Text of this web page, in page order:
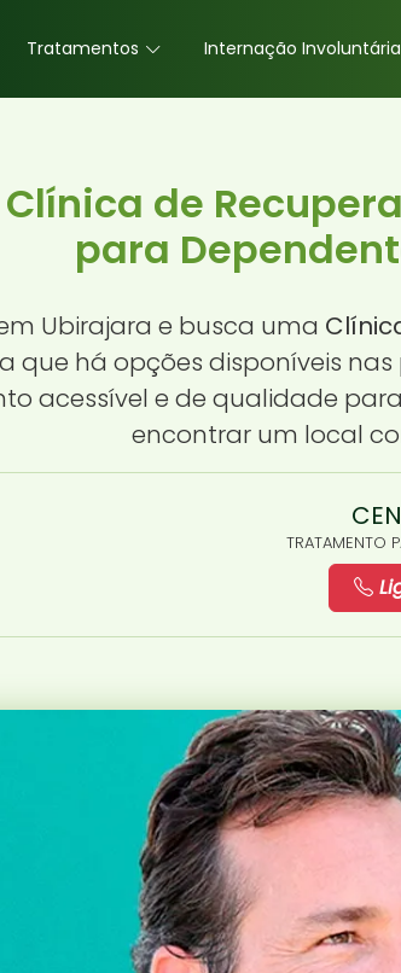
Tratamentos Internação Involuntária
Clínica de
para
Ubirajara e busca uma
que há opções disponíveis
acessível e de qualidade
encontrar um local
TRATAMENTO